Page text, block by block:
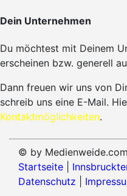
Dein Unternehmen
Du möchtest mit Deinem
erscheinen bzw. generell
Dann freuen wir uns von
schreib uns eine E-Mail.
Kontaktmöglichkeiten.
© by
Startseite
Datenschutz